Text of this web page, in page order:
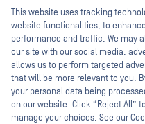
トレーニング
脆弱性対策プログラム
パートナー
認証
テクノロジー・パートナー
OPSWAT チャネル パートナー
This website uses tracking
website functionalities, to
performance and traffic. We may
our site with our social media,
allows us to perform targeted
that will be more relevant to you.
your personal data being
on our website. Click “Reject All”
manage your choices. See our